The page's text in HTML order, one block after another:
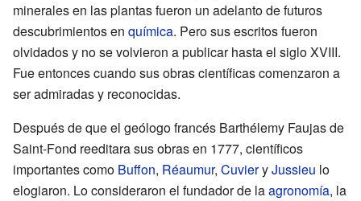
minerales en las plantas fueron un adelanto de futuros
descubrimientos en química. Pero sus escritos fueron
olvidados y no se volvieron a publicar hasta el siglo XVIII.
Fue entonces cuando sus obras científicas comenzaron a
ser admiradas y reconocidas.
Después de que el geólogo francés Barthélemy Faujas de
Saint-Fond reeditara sus obras en 1777, científicos
importantes como Buffon, Réaumur, CuvieryJussieu lo
elogiaron. Lo consideraron el fundador de laagronomía, la